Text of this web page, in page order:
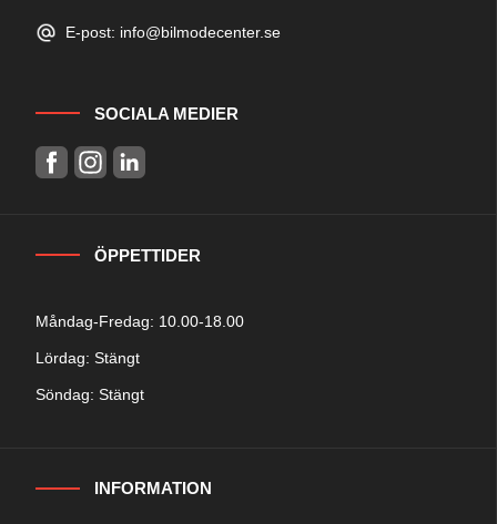
E-post: info@bilmodecenter.se
SOCIALA MEDIER
ÖPPETTIDER
Måndag-Fredag: 10.00-18.00
Lördag: Stängt
Söndag: Stängt
INFORMATION